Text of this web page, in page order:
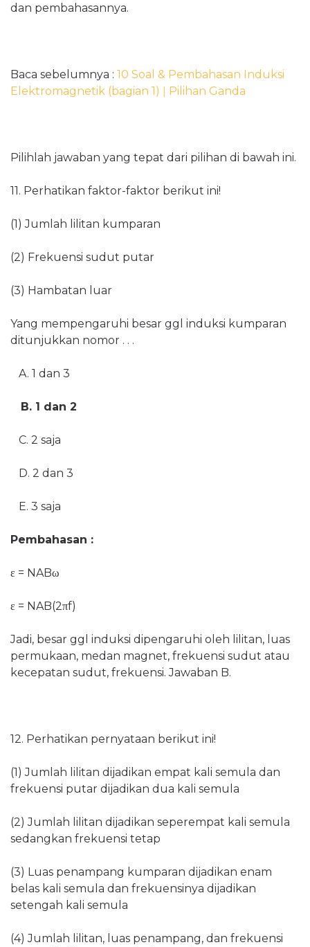
dan pembahasannya.
Baca sebelumnya : 10 Soal & Pembahasan Induksi
Elektromagnetik (bagian 1) ǀ Pilihan Ganda
Pilihlah jawaban yang tepat dari pilihan di bawah ini.
11. Perhatikan faktor-faktor berikut ini!
(1) Jumlah lilitan kumparan
(2) Frekuensi sudut putar
(3) Hambatan luar
Yang mempengaruhi besar ggl induksi kumparan
ditunjukkan nomor . . .
A. 1 dan 3
B. 1 dan 2
C. 2 saja
D. 2 dan 3
E. 3 saja
Pembahasan :
ε = NABω
ε = NAB(2πf)
Jadi, besar ggl induksi dipengaruhi oleh lilitan, luas
permukaan, medan magnet, frekuensi sudut atau
kecepatan sudut, frekuensi. Jawaban B.
12. Perhatikan pernyataan berikut ini!
(1) Jumlah lilitan dijadikan empat kali semula dan
frekuensi putar dijadikan dua kali semula
(2) Jumlah lilitan dijadikan seperempat kali semula
sedangkan frekuensi tetap
(3) Luas penampang kumparan dijadikan enam
belas kali semula dan frekuensinya dijadikan
setengah kali semula
(4) Jumlah lilitan, luas penampang, dan frekuensi